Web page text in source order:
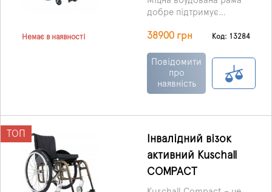
Немає в наявності
добре підтримує
коляски, що
легко налаштувати під
індивідуальні
параметри користувача.
38900 грн Код: 13284
Повідомити
про
наявність
ТОП
Інвалідний візок
активний Kuschall
COMPACT